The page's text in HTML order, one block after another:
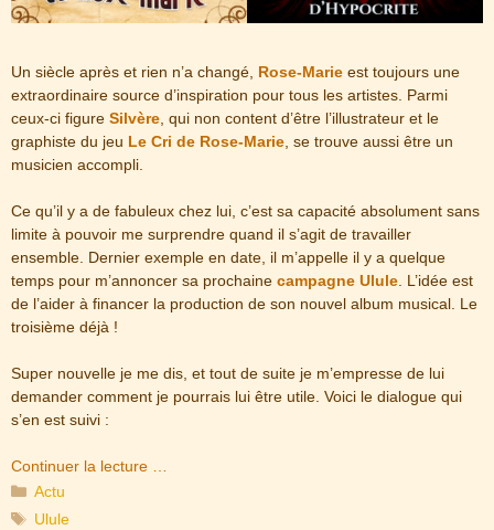
Un siècle après et rien n’a changé, Rose-Marie est toujours une
extraordinaire source d’inspiration pour tous les artistes. Parmi
ceux-ci figure Silvère , qui non content d’être l’illustrateur et le
graphiste du jeu Le Cri de Rose-Marie , se trouve aussi être un
musicien accompli.
Ce qu’il y a de fabuleux chez lui, c’est sa capacité absolument sans
limite à pouvoir me surprendre quand il s’agit de travailler
ensemble. Dernier exemple en date, il m’appelle il y a quelque
temps pour m’annoncer sa prochaine campagne Ulule . L’idée est
de l’aider à financer la production de son nouvel album musical. Le
troisième déjà !
Super nouvelle je me dis, et tout de suite je m’empresse de lui
demander comment je pourrais lui être utile. Voici le dialogue qui
s’en est suivi :
Continuer la lecture …
Catégories
Actu
Étiquettes
Ulule